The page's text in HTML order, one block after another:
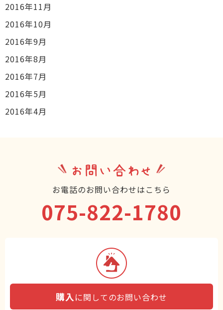
2016年11月
2016年10月
2016年9月
2016年8月
2016年7月
2016年5月
2016年4月
お問い合わせ
お電話のお問い合わせはこちら
075-822-1780
購入に関してのお問い合わせ